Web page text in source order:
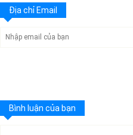
Địa chỉ Email
Bình luận của bạn